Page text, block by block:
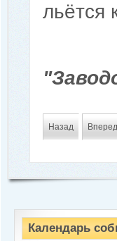
льётся
Назад Вперед
Календарь